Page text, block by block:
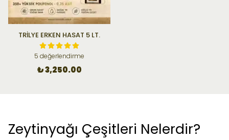
TRİLYE ERKEN HASAT 5 LT.
5 değerlendirme
₺ 3,250.00
Zeytinyağı Çeşitleri Nelerdir?